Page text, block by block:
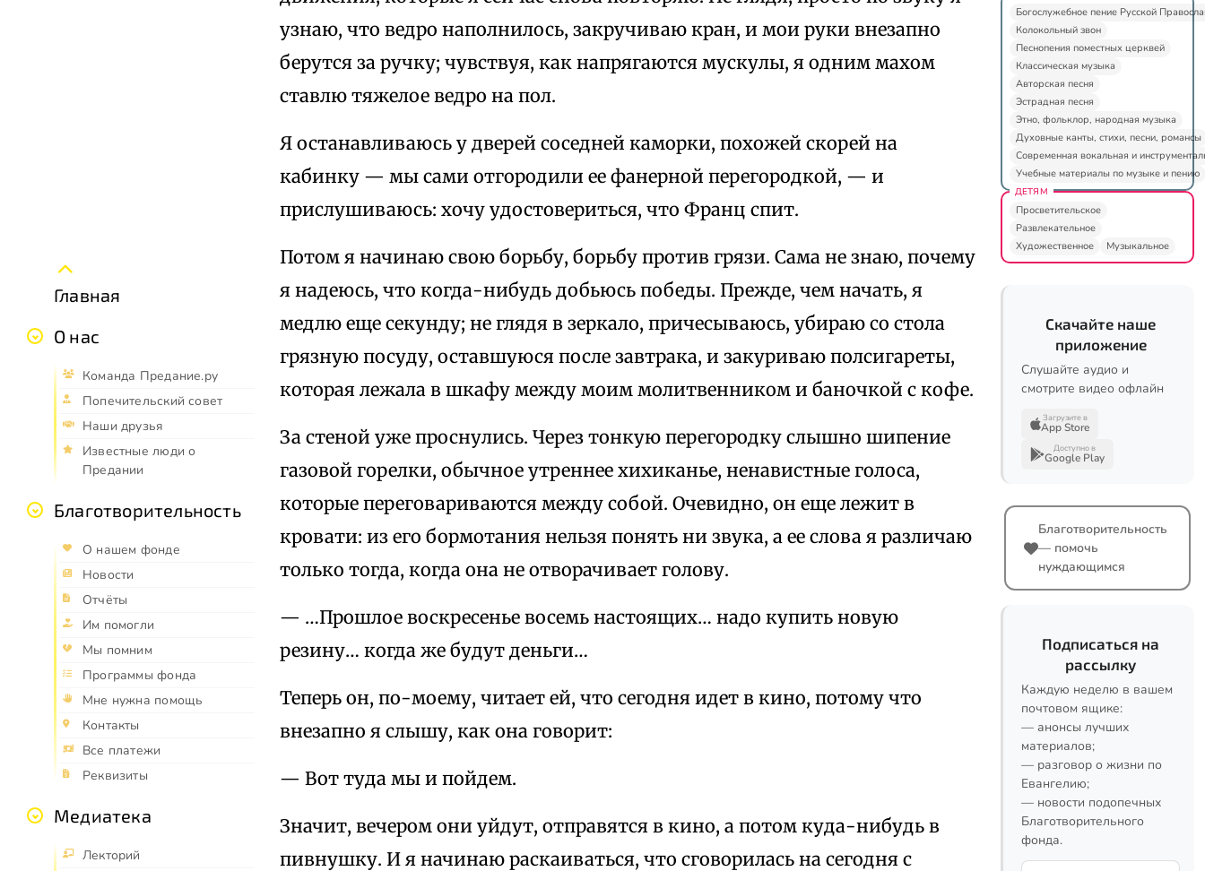
Главная
О нас
Команда Предание.ру
Попечительский совет
Наши друзья
Известные люди о
Предании
Благотворительность
О нашем фонде
Новости
Отчёты
Им помогли
Мы помним
Программы фонда
Мне нужна помощь
Контакты
Все платежи
Реквизиты
Медиатека
Лекторий
узнаю, что ведро наполнилось, закручиваю кран, и мои руки внезапно
берутся за ручку; чувствуя, как напрягаются мускулы, я одним махом
ставлю тяжелое ведро на пол.
Я останавливаюсь у дверей соседней каморки, похожей скорей на
кабинку — мы сами отгородили ее фанерной перегородкой, — и
прислушиваюсь: хочу удостовериться, что Франц спит.
Потом я начинаю свою борьбу, борьбу против грязи. Сама не знаю, почему
я надеюсь, что когда-нибудь добьюсь победы. Прежде, чем начать, я
медлю еще секунду; не глядя в зеркало, причесываюсь, убираю со стола
грязную посуду, оставшуюся после завтрака, и закуриваю полсигареты,
которая лежала в шкафу между моим молитвенником и баночкой с кофе.
За стеной уже проснулись. Через тонкую перегородку слышно шипение
газовой горелки, обычное утреннее хихиканье, ненавистные голоса,
которые переговариваются между собой. Очевидно, он еще лежит в
кровати: из его бормотания нельзя понять ни звука, а ее слова я различаю
только тогда, когда она не отворачивает голову.
— …Прошлое воскресенье восемь настоящих… надо купить новую
резину… когда же будут деньги…
Теперь он, по-моему, читает ей, что сегодня идет в кино, потому что
внезапно я слышу, как она говорит:
— Вот туда мы и пойдем.
Значит, вечером они уйдут, отправятся в кино, а потом куда-нибудь в
пивнушку. И я начинаю раскаиваться, что сговорилась на сегодня с
Богослужебное пение Русской
Колокольный звон
Песнопения поместных церквей
Классическая музыка
Авторская песня
Эстрадная песня
Этно, фольклор, народная музыка
Духовные канты, стихи, песни, романсы
Современная вокальная и
Учебные материалы по музыке и пению
ДЕТЯМ
Просветительское
Развлекательное
Художественное
Музыкальное
Скачайте наше
приложение
Слушайте аудио и
смотрите видео офлайн
Загрузите в
App Store
Доступно в
Google Play
Благотворительность
— помочь
нуждающимся
Подписаться на
рассылку
Каждую неделю в вашем
почтовом ящике:
— анонсы лучших
материалов;
— разговор о жизни по
Евангелию;
— новости подопечных
Благотворительного
фонда.